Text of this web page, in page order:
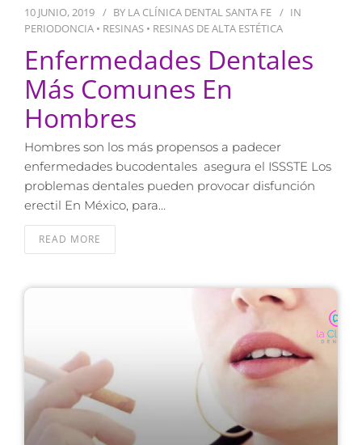
10 JUNIO, 2019 BY LA CLÍNICA DENTAL SANTA FE
IN
PERIODONCIA • RESINAS • RESINAS DE ALTA ESTÉTICA
Enfermedades Dentales
Más Comunes En
Hombres
Hombres son los más propensos a padecer
enfermedades bucodentales asegura el ISSSTE Los
problemas dentales pueden provocar disfunción
erectil En México, para…
READ MORE